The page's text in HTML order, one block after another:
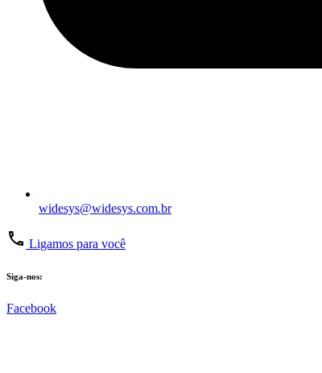
widesys@widesys.com.br
Ligamos para você
Siga-nos:
Facebook